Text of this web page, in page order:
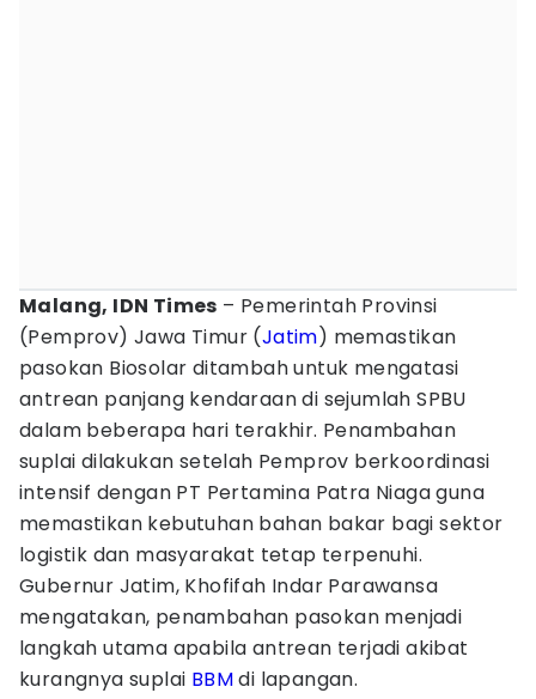
Malang, IDN Times – Pemerintah Provinsi
(Pemprov) Jawa Timur (Jatim) memastikan
pasokan Biosolar ditambah untuk mengatasi
antrean panjang kendaraan di sejumlah SPBU
dalam beberapa hari terakhir. Penambahan
suplai dilakukan setelah Pemprov berkoordinasi
intensif dengan PT Pertamina Patra Niaga guna
memastikan kebutuhan bahan bakar bagi sektor
logistik dan masyarakat tetap terpenuhi.
Gubernur Jatim, Khofifah Indar Parawansa
mengatakan, penambahan pasokan menjadi
langkah utama apabila antrean terjadi akibat
kurangnya suplai BBMdi lapangan.